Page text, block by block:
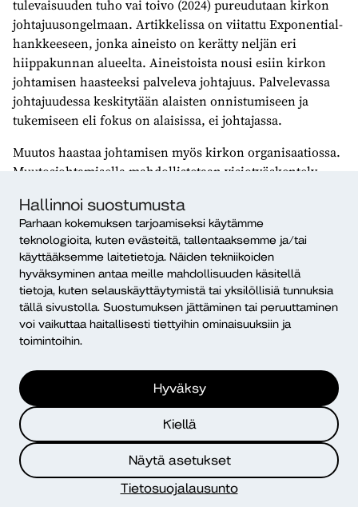
Hallinnoi suostumusta
Parhaan kokemuksen tarjoamiseksi käytämme
teknologioita, kuten evästeitä, tallentaaksemme ja/tai
käyttääksemme laitetietoja. Näiden tekniikoiden
hyväksyminen antaa meille mahdollisuuden käsitellä
tietoja, kuten selauskäyttäytymistä tai yksilöllisiä tunnuksia
tällä sivustolla. Suostumuksen jättäminen tai peruuttaminen
voi vaikuttaa haitallisesti tiettyihin ominaisuuksiin ja
toimintoihin.
Hyväksy
Kiellä
Näytä asetukset
Tietosuojalausunto
tulevaisuuden tuho vai toivo (2024) pureudutaan kirkon
johtajuusongelmaan. Artikkelissa on viitattu Exponential-
hankkeeseen, jonka aineisto on kerätty neljän eri
hiippakunnan alueelta. Aineistoista nousi esiin kirkon
johtamisen haasteeksi palveleva johtajuus. Palvelevassa
johtajuudessa keskitytään alaisten onnistumiseen ja
tukemiseen eli fokus on alaisissa, ei johtajassa.
Muutos haastaa johtamisen myös kirkon organisaatiossa.
Muutosjohtamisella mahdollistetaan visiotyöskentely
käsitystä tulevasta sekä vahvistaa motivaatiota yhteiseen
päämäärään pyrkimisessä.
Työpajan keskustelussa tuli esille, että johtaja ei
välttämättä pysty muutokseen. Vanhoista opituista
tavoista kiinni pitävä johtaja ei näe, mitä hyvää muutos
voisi saada aikaan tai huomioi alaisten kehitysideoita.
Tällöin työntekijä ei tule kuulluksi ja nähdyksi.
muuttuvat.
Toivomme kirkon työyhteisöihin rohkeutta käydä
keskustelua työhyvinvoinnista ja työpahoinvoinnista.
Työyhteisö voi järjestää esimerkiksi työhyvinvointiin
liittyvän kehittämistyöpajan, johon ideoita voi saada tästä